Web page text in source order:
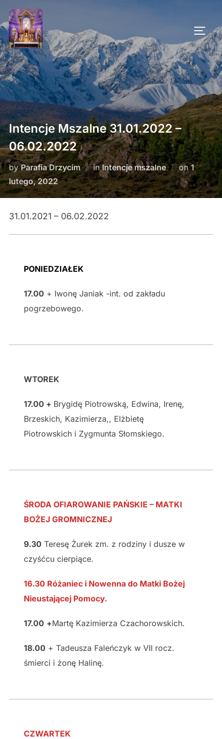
Skip
to
content
Intencje Mszalne 31.01.2022 –
06.02.2022
byParafia Drzycim inIntencje mszalne onPosted
on
1
lutego, 2022
31.01.2021 – 06.02.2022
PONIEDZIAŁEK
17.00 + Iwonę Janiak -int. od zakładu
pogrzebowego.
WTOREK
17.00 + Brygidę Piotrowską, Edwina, Irenę,
Brzeskich, Kazimierza,, Elżbietę
Piotrowskich i Zygmunta Słomskiego.
ŚRODA OFIAROWANIE PAŃSKIE – MATKI
BOŻEJ GROMNICZNEJ
9.30 Teresę Żurek zm. z rodziny i dusze w
czyśćcu cierpiące.
16.30 Różaniec i Nowenna do Matki Bożej
Nieustającej Pomocy.
17.00 +Martę Kazimierza Czachorowskich.
18.00 + Tadeusza Faleńczyk w VII rocz.
śmierci i żonę Halinę.
CZWARTEK